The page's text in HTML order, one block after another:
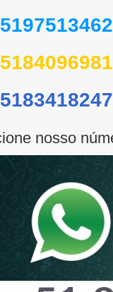
5197513462
5184096981
5183418247
nosso